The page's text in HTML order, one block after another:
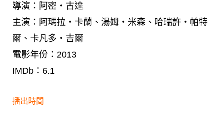
導演：阿密‧古達
主演：阿瑪拉‧卡蘭、湯姆‧米森、哈瑞許‧帕特
爾、卡凡多‧吉爾
電影年份：2013
IMDb：6.1
播出時間